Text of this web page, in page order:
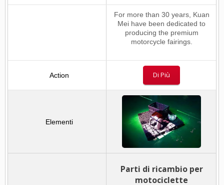
For more than 30 years, Kuan
Mei have been dedicated to
producing the premium
motorcycle fairings.
Di Più
Parti di ricambio per
motociclette